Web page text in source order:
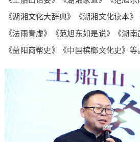
《湖湘文化大辞典》《湖湘文化读本
《法雨青虚》《范旭东如是说》《湖
《益阳商帮史》《中国槟榔文化史》等